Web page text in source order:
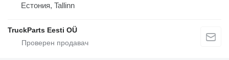
Естония, Tallinn
TruckParts Eesti OÜ